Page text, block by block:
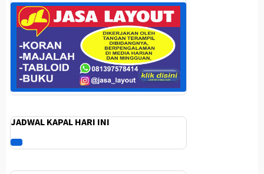
JADWAL KAPAL HARI INI